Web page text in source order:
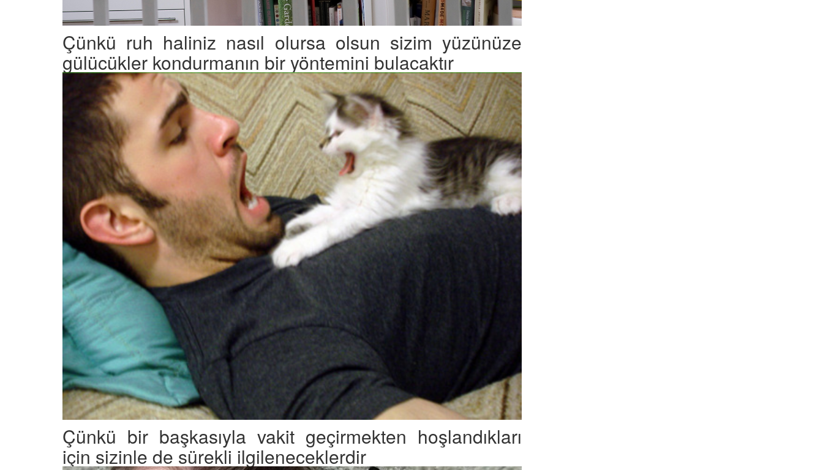
Çünkü ruh haliniz nasıl olursa olsun sizim yüzünüze
gülücükler kondurmanın bir yöntemini bulacaktır
Çünkü bir başkasıyla vakit geçirmekten hoşlandıkları
için sizinle de sürekli ilgileneceklerdir